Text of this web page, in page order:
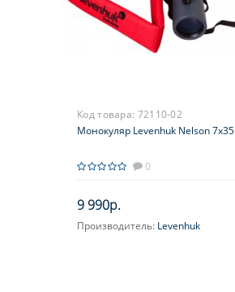
Код товара: 72110-02
Монокуляр Levenhuk Nelson 7x35
0
9 990р.
Производитель: Levenhuk